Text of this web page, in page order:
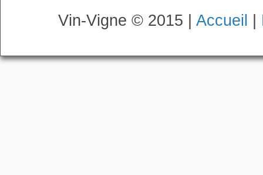
Vin-Vigne © 2015 | Accueil